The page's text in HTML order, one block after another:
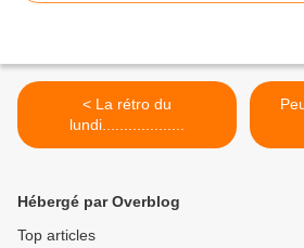
< La rétro du
lundi...................
Hébergé par Overblog
Top articles